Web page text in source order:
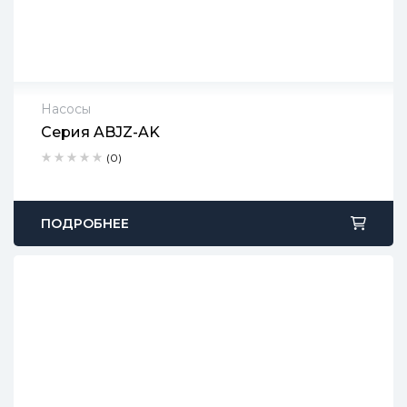
Насосы
Серия ABJZ-AK
(0)
2 года гарантии
Срок доставки: 1-2 рабочих дня
ПОДРОБНЕЕ